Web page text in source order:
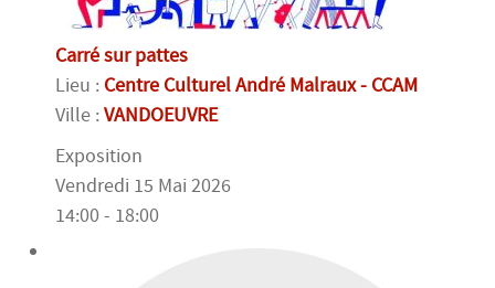
Carré sur pattes
Lieu : Centre Culturel André Malraux - CCAM
Ville : VANDOEUVRE
Exposition
Vendredi 15 Mai 2026
14:00 - 18:00